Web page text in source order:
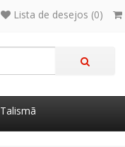
Lista de desejos (0)
Talismã